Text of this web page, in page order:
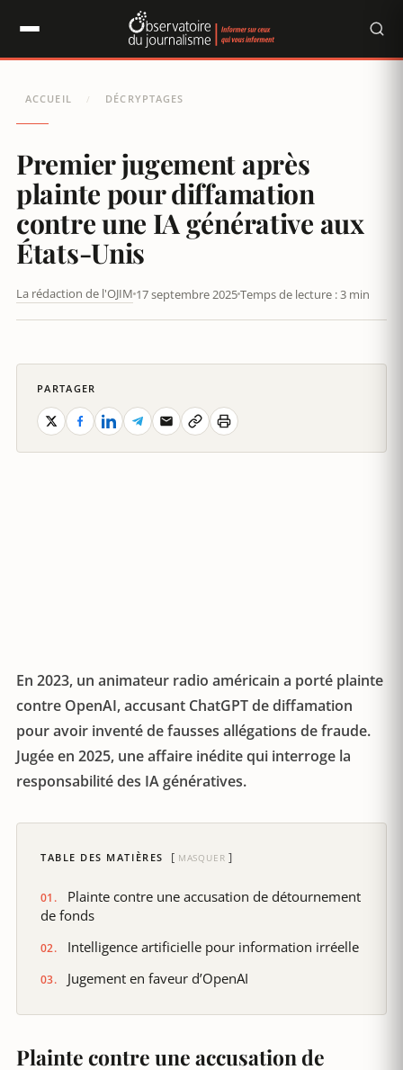
ACCUEIL / DÉCRYPTAGES
Premier jugement après
plainte pour diffamation
contre une IA générative aux
États-Unis
La rédaction de l'OJIM 17 septembre 2025Temps de lecture : 3 min
En 2023, un animateur radio américain a porté plainte
contre OpenAI, accusant ChatGPT de diffamation
pour avoir inventé de fausses allégations de fraude.
Jugée en 2025, une affaire inédite qui interroge la
responsabilité des IA génératives.
TABLE DES MATIÈRES MASQUER
Plainte contre une accusation de détournement
de fonds
Intelligence artificielle pour information irréelle
Jugement en faveur d’OpenAI
Plainte contre une accusation de
PARTAGER
Panneau de gestion des cookies